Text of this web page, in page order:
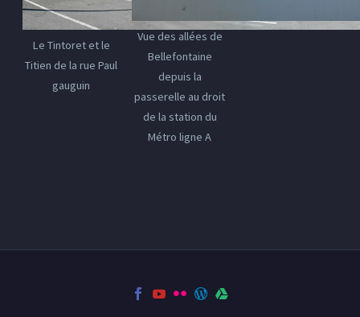
Le Tintoret et le
Titien de la rue Paul
gauguin
Vue des allées de
Bellefontaine
depuis la
passerelle au droit
de la station du
Métro ligne A